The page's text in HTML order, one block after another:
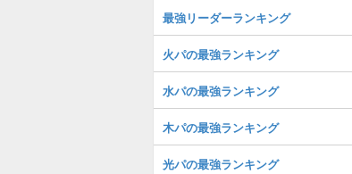
最強リーダーランキング
火パの最強ランキング
水パの最強ランキング
木パの最強ランキング
光パの最強ランキング